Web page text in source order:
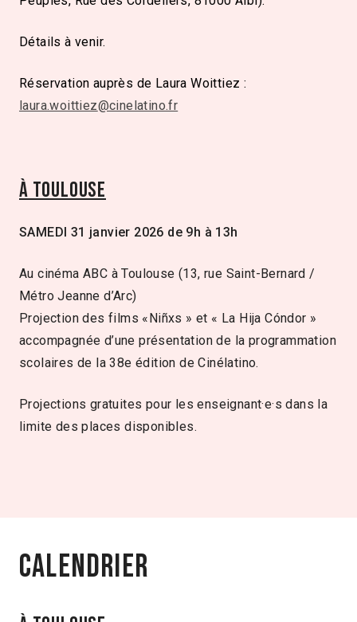
Détails à venir.
Réservation auprès de Laura Woittiez :
laura.woittiez@cinelatino.fr
À Toulouse
SAMEDI 31 janvier 2026 de 9h à 13h
Au cinéma ABC à Toulouse (13, rue Saint-Bernard /
Métro Jeanne d’Arc)
Projection des films «Niñxs » et « La Hija Cóndor »
accompagnée d’une présentation de la programmation
scolaires de la 38e édition de Cinélatino.
Projections gratuites pour les enseignant·e·s dans la
limite des places disponibles.
Calendrier